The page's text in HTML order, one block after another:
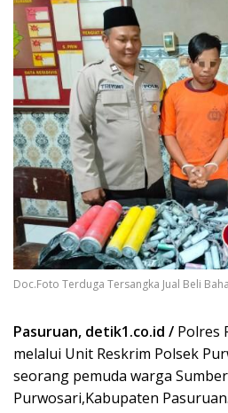
Doc.Foto Terduga Tersangka Jual Beli
Pasuruan, detik1.co.id / Polres
melalui Unit Reskrim Polsek
seorang pemuda warga
Purwosari,Kabupaten Pasuruan.